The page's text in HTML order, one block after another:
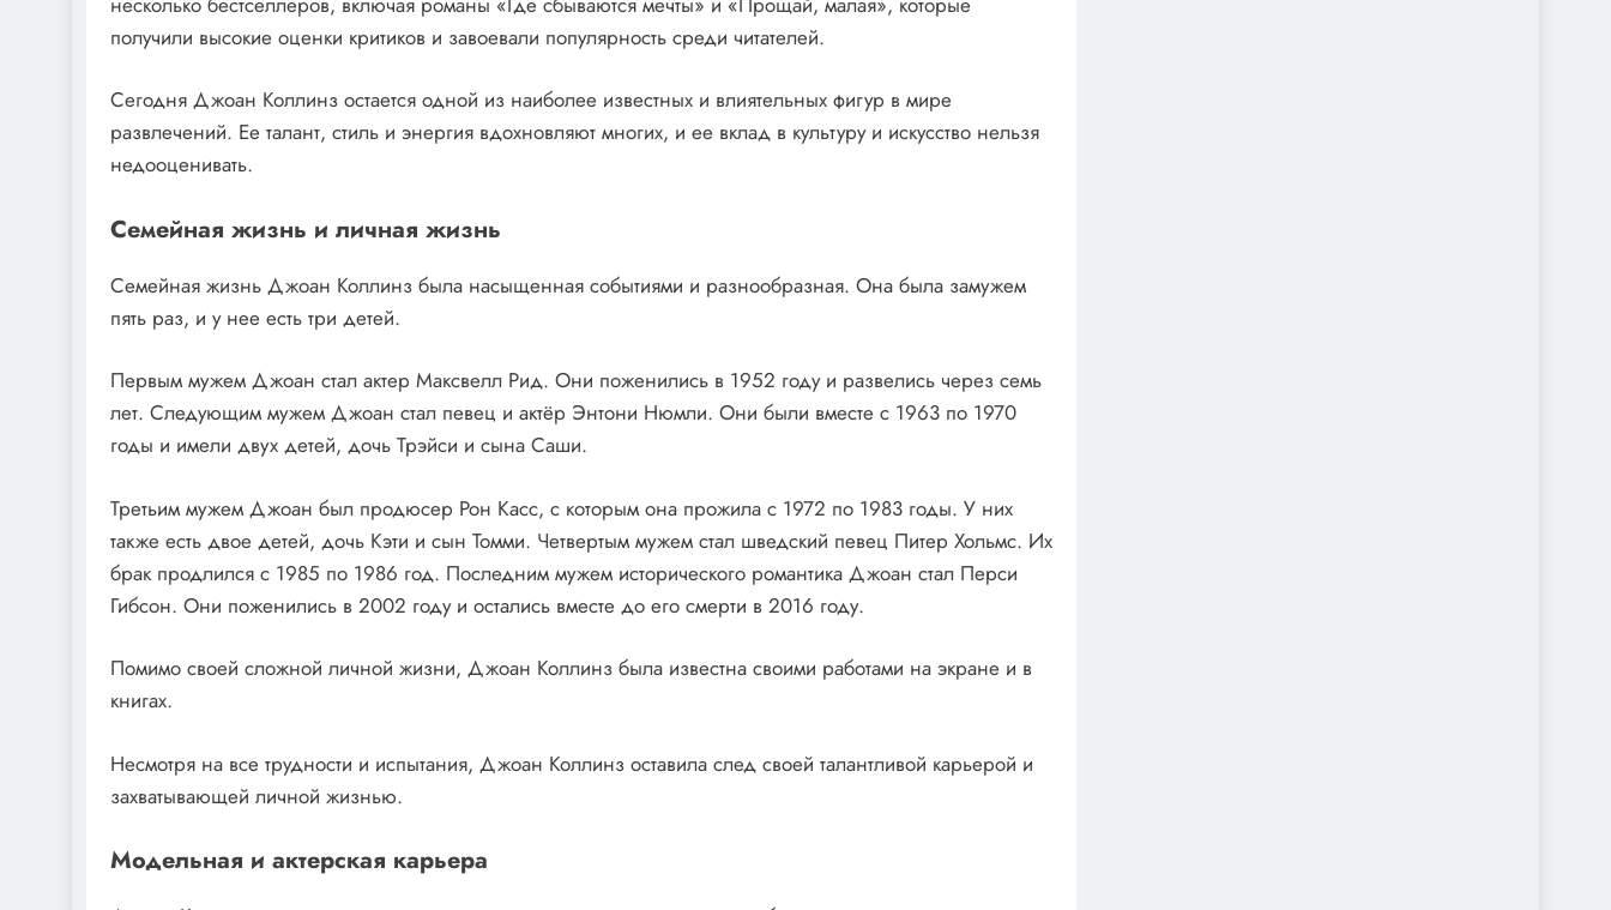
получили высокие оценки критиков и завоевали популярность среди читателей.
Сегодня Джоан Коллинз остается одной из наиболее известных и влиятельных фигур в мире
развлечений. Ее талант, стиль и энергия вдохновляют многих, и ее вклад в культуру и искусство нельзя
недооценивать.
Семейная жизнь и личная жизнь
Семейная жизнь Джоан Коллинз была насыщенная событиями и разнообразная. Она была замужем
пять раз, и у нее есть три детей.
Первым мужем Джоан стал актер Максвелл Рид. Они поженились в 1952 году и развелись через семь
лет. Следующим мужем Джоан стал певец и актёр Энтони Нюмли. Они были вместе с 1963 по 1970
годы и имели двух детей, дочь Трэйси и сына Саши.
Третьим мужем Джоан был продюсер Рон Касс, с которым она прожила с 1972 по 1983 годы. У них
также есть двое детей, дочь Кэти и сын Томми. Четвертым мужем стал шведский певец Питер Хольмс. Их
брак продлился с 1985 по 1986 год. Последним мужем исторического романтика Джоан стал Перси
Гибсон. Они поженились в 2002 году и остались вместе до его смерти в 2016 году.
Помимо своей сложной личной жизни, Джоан Коллинз была известна своими работами на экране и в
книгах.
Несмотря на все трудности и испытания, Джоан Коллинз оставила след своей талантливой карьерой и
захватывающей личной жизнью.
Модельная и актерская карьера